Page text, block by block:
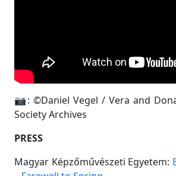
📷: ©Daniel Vegel / Vera and
Society Archives
PRESS
Magyar Képzőművészeti Egyetem: